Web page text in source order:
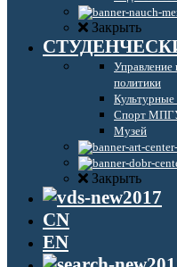
Закрыть
Управление
политики
Спорт
Музей
Закрыть
CN
EN